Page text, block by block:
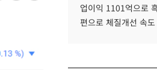
업이익 1101억으로
편으로 체질개선 속